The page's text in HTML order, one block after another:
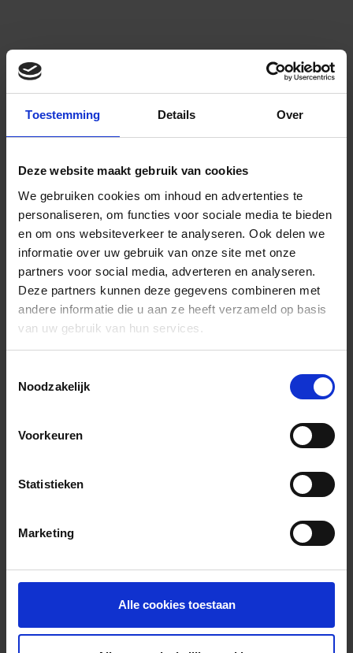
Toestemming Details Over
Deze website maakt gebruik van cookies
We gebruiken cookies om inhoud en advertenties te
personaliseren, om functies voor sociale media te bieden
en om ons websiteverkeer te analyseren. Ook delen we
informatie over uw gebruik van onze site met onze
partners voor social media, adverteren en analyseren.
Deze partners kunnen deze gegevens combineren met
andere informatie die u aan ze heeft verzameld op basis
van uw gebruik van hun services.
Noodzakelijk
Voorkeuren
Statistieken
Marketing
Alle cookies toestaan